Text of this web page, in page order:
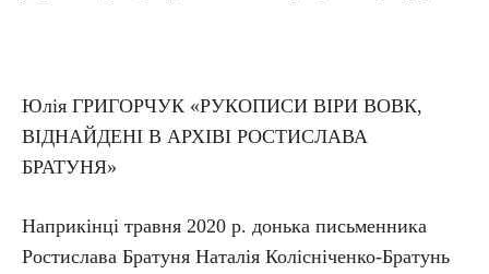
Юлія ГРИГОРЧУК «РУКОПИСИ ВІРИ ВОВК,
ВІДНАЙДЕНІ В АРХІВІ РОСТИСЛАВА
БРАТУНЯ»
Наприкінці травня 2020 р. донька письменника
Ростислава Братуня Наталія Колісніченко-Братунь